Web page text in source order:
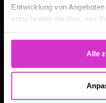
Entwicklung von
entscheiden darüber, wer
Cookie-Erklärung oder
Trigger Symbol ändern oder
Informationen über
Alle
Audio Streaming
Webcasting
Video Analytics